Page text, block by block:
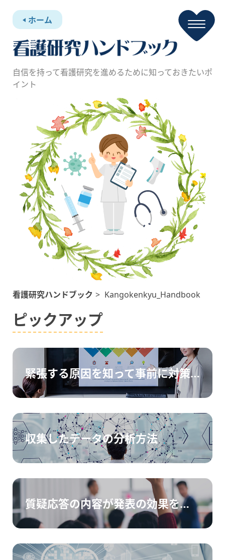
ホーム
自信を持って看護研究を進めるために知っておきたいポ
イント
看護研究ハンドブック > Kangokenkyu_Handbook
ピックアップ
緊張する原因を知って事前に対策を
収集したデータの分析方法
質疑応答の内容が発表の効果を高める